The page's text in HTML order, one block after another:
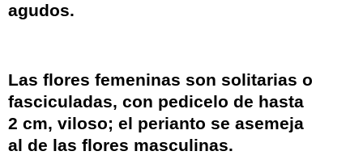
agudos.
Las flores femeninas son solitarias o
fasciculadas, con pedicelo de hasta
2 cm, viloso; el perianto se asemeja
al de las flores masculinas.